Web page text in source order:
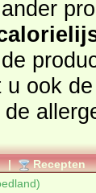
| Recepten